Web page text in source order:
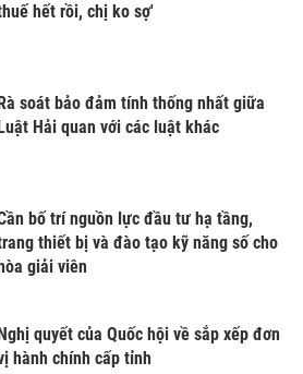
hết rồi, chị ko sợ'
soát bảo đảm tính thống nhất giữa
Hải quan với các luật khác
bố trí nguồn lực đầu tư hạ tầng,
thiết bị và đào tạo kỹ năng số cho
giải viên
quyết của Quốc hội về sắp xếp đơn
hành chính cấp tỉnh